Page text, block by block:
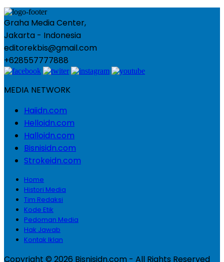
Graha Media Center,
Jakarta - Indonesia
editorekbis@gmail.com
+628557777888
MEDIA NETWORK
Haiidn.com
Helloidn.com
Halloidn.com
Bisnisidn.com
Strokeidn.com
Home
Histori Media
Tim Redaksi
Kode Etik
Pedoman Media
Hak Jawab
Kontak Iklan
Copyright © 2026 Bisnisidn.com - All Rights Reserved